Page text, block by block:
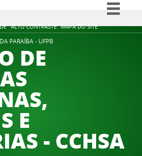
ALTO CONTRASTE MAPA DO SITE
Simplifique!
PARAÍBA - UFPB
DE
E
- CCHSA